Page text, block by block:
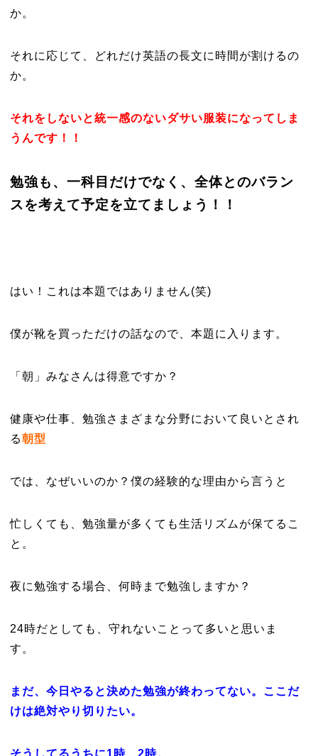
か。
それに応じて、どれだけ英語の長文に時間が割けるの
か。
それをしないと統一感のないダサい服装になってしま
うんです！！
勉強も、一科目だけでなく、全体とのバラン
スを考えて予定を立てましょう！！
はい！これは本題ではありません(笑)
僕が靴を買っただけの話なので、本題に入ります。
「朝」みなさんは得意ですか？
健康や仕事、勉強さまざまな分野において良いとされ
る朝型
では、なぜいいのか？僕の経験的な理由から言うと
忙しくても、勉強量が多くても生活リズムが保てるこ
と。
夜に勉強する場合、何時まで勉強しますか？
24時だとしても、守れないことって多いと思いま
す。
まだ、今日やると決めた勉強が終わってない。ここだ
けは絶対やり切りたい。
そうしてるうちに1時、2時。